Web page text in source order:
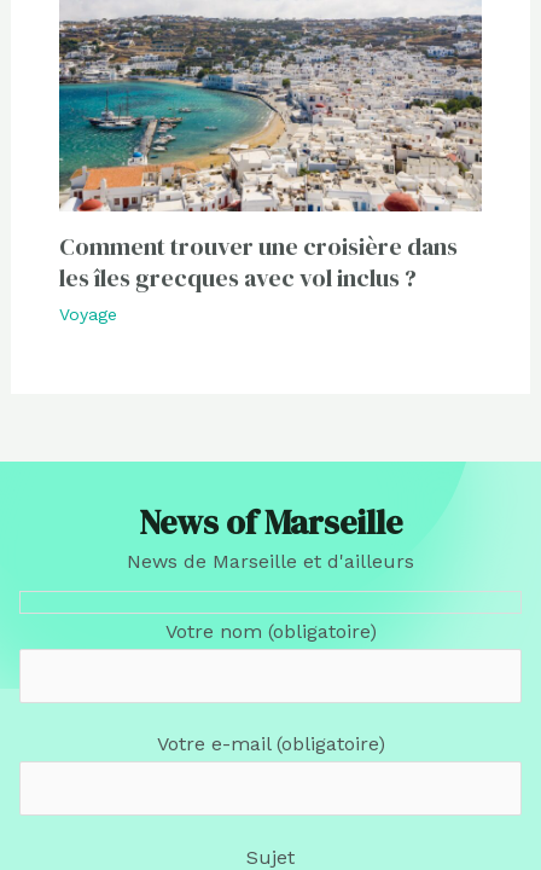
Comment trouver une croisière dans
les îles grecques avec vol inclus ?
Voyage
News of Marseille
News de Marseille et d'ailleurs
Votre nom (obligatoire)
Votre e-mail (obligatoire)
Sujet